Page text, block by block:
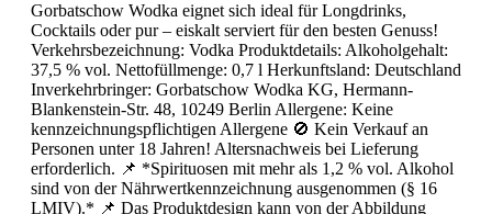
Gorbatschow Wodka eignet sich ideal für Longdrinks,
Cocktails oder pur – eiskalt serviert für den besten Genuss!
Verkehrsbezeichnung: Vodka Produktdetails: Alkoholgehalt:
37,5 % vol. Nettofüllmenge: 0,7 l Herkunftsland: Deutschland
Inverkehrbringer: Gorbatschow Wodka KG, Hermann-
Blankenstein-Str. 48, 10249 Berlin Allergene: Keine
kennzeichnungspflichtigen Allergene 🚫 Kein Verkauf an
Personen unter 18 Jahren! Altersnachweis bei Lieferung
erforderlich. 📌 *Spirituosen mit mehr als 1,2 % vol. Alkohol
sind von der Nährwertkennzeichnung ausgenommen (§ 16
LMIV).* 📌 Das Produktdesign kann von der Abbildung